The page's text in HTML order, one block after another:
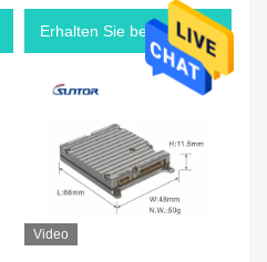
Erhalten Sie besten Preis
Video